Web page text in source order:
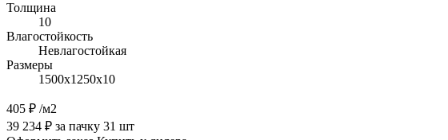
Толщина
10
Влагостойкость
Невлагостойкая
Размеры
1500х1250х10
405 ₽ /м2
39 234 ₽ за пачку 31 шт